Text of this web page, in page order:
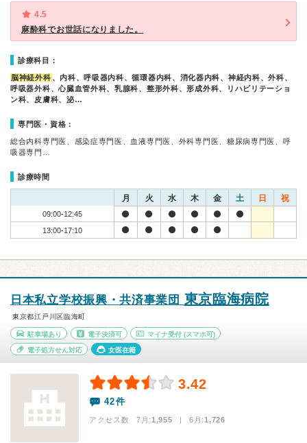
4.5
麻酔科でお世話になりました。
診療科目：
脳神経外科 、内科、呼吸器内科、循環器内科、消化器内科、神経内科、外科、
呼吸器外科、心臓血管外科、乳腺科、整形外科、形成外科、リハビリテーショ
ン科、皮膚科、泌…
専門医・資格：
総合内科専門医、感染症専門医、血液専門医、外科専門医、糖尿病専門医、呼
吸器専門…
診療時間
月 火 水 木 金 土 日 祝
09:00-12:45
13:00-17:10
日本私立学校振興・共済事業団 東京臨海病院
東京都江戸川区臨海町
駐車場あり 電子決済可 マイナ受付 (スマホ可)
電子処方せん対応 女医在籍
3.42
42件
アクセス数 7月:1,955 | 6月:1,726